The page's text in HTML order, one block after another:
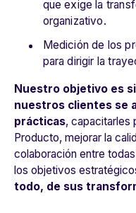
que exige la
organizativo.
Medición de los
para dirigir la
Nuestro objetivo es
nuestros clientes se
prácticas, capacitarles
Producto, mejorar la
colaboración entre
los objetivos
todo, de sus